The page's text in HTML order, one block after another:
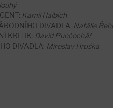
Kamil Halbich
DIVADLA: Natálie
KRITIK: David Punčochář
DIVADLA: Miroslav Hruška